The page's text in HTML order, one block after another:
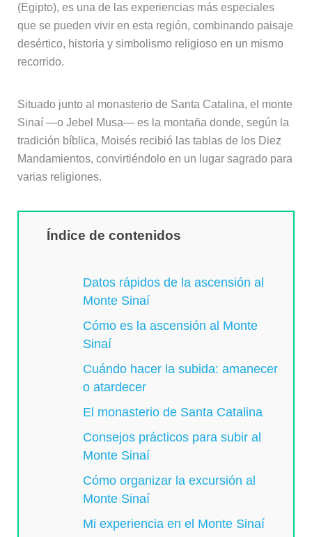
(Egipto), es una de las experiencias más especiales
que se pueden vivir en esta región, combinando paisaje
desértico, historia y simbolismo religioso en un mismo
recorrido.
Situado junto al monasterio de Santa Catalina, el monte
Sinaí —o Jebel Musa— es la montaña donde, según la
tradición bíblica, Moisés recibió las tablas de los Diez
Mandamientos, convirtiéndolo en un lugar sagrado para
varias religiones.
Índice de contenidos
Datos rápidos de la ascensión al
Monte Sinaí
Cómo es la ascensión al Monte
Sinaí
Cuándo hacer la subida: amanecer
o atardecer
El monasterio de Santa Catalina
Consejos prácticos para subir al
Monte Sinaí
Cómo organizar la excursión al
Monte Sinaí
Mi experiencia en el Monte Sinaí